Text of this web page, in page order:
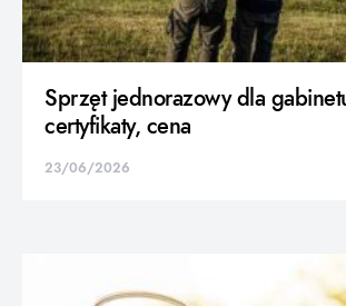
Sprzęt jednorazowy dla
certyfikaty, cena
23/06/2026